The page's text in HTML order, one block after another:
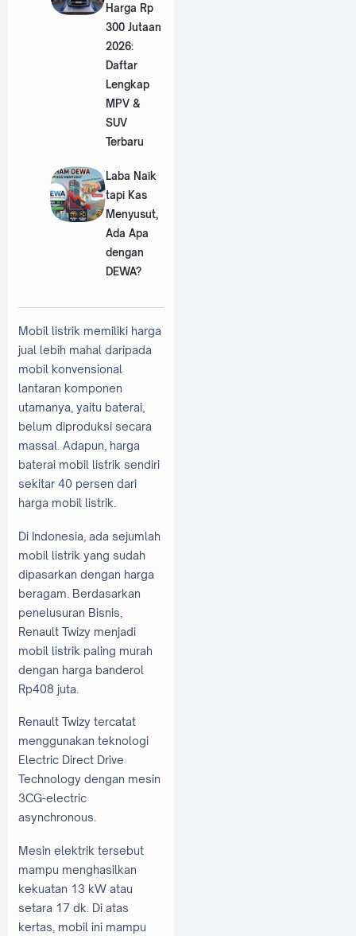
Harga Rp
300 Jutaan
2026:
Daftar
Lengkap
MPV &
SUV
Terbaru
Laba Naik
tapi Kas
Menyusut,
Ada Apa
dengan
DEWA?
Mobil listrik memiliki harga
jual lebih mahal daripada
mobil konvensional
lantaran komponen
utamanya, yaitu baterai,
belum diproduksi secara
massal. Adapun, harga
baterai mobil listrik sendiri
sekitar 40 persen dari
harga mobil listrik.
Di Indonesia, ada sejumlah
mobil listrik yang sudah
dipasarkan dengan harga
beragam. Berdasarkan
penelusuran Bisnis,
Renault Twizy menjadi
mobil listrik paling murah
dengan harga banderol
Rp408 juta.
Renault Twizy tercatat
menggunakan teknologi
Electric Direct Drive
Technology dengan mesin
3CG-electric
asynchronous.
Mesin elektrik tersebut
mampu menghasilkan
kekuatan 13 kW atau
setara 17 dk. Di atas
kertas, mobil ini mampu